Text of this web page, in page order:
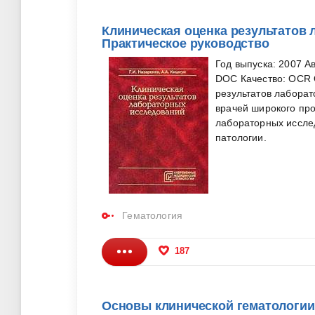
Клиническая оценка
Практическое руководство
Год выпуска: 2007
DOC Качество:
результатов
врачей широкого
лабораторных
патологии.
Гематология
187
Основы клинической